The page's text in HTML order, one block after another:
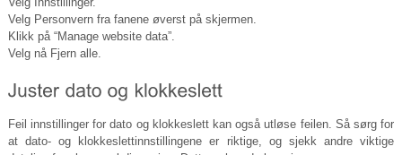
Velg Personvern fra fanene øverst på skjermen.
Klikk på “Manage website data”.
Velg nå Fjern alle.
Feil innstillinger for dato og klokkeslett kan også utløse feilen. Så sørg for
at dato- og klokkeslettinnstillingene er riktige, og sjekk andre viktige